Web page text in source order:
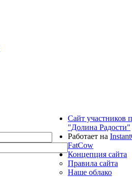
Сайт участников
"Долина Радости"
Работает на
FatCow
Концепция сайта
Правила сайта
Наше облако